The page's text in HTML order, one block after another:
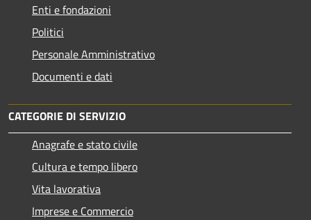
Enti e fondazioni
Politici
Personale Amministrativo
Documenti e dati
CATEGORIE DI SERVIZIO
Anagrafe e stato civile
Cultura e tempo libero
Vita lavorativa
Imprese e Commercio